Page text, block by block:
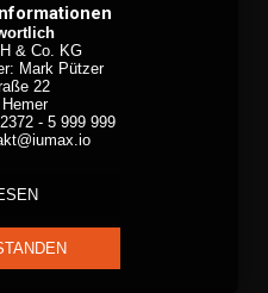
& Co. KG
Mark Pützer
22
- 5 999 999
(berechtigtes Interesse)